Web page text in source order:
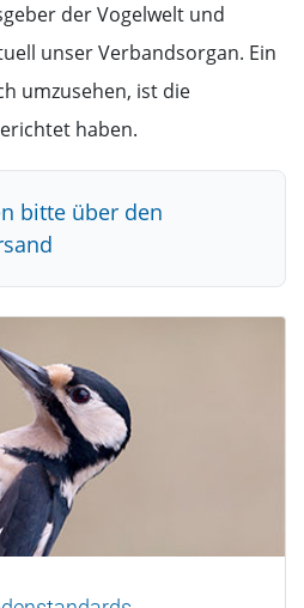
der Vogelwelt und
unser Verbandsorgan. Ein
umzusehen, ist die
haben.
bitte über den